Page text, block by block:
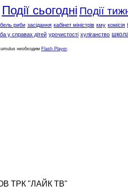
Події сьогодні Події
риби засідання кабінет міністрів кму комісія
у справах дітей урочистості хуліганство
необходим Flash Player
ТРК "ЛАЙК ТВ"